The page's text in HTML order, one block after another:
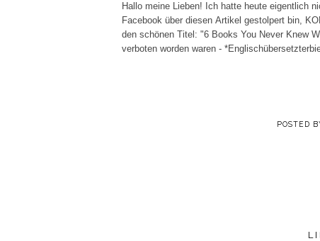
Hallo meine Lieben! Ich hatte heute eigentlich
Facebook über diesen Artikel gestolpert bin,
den schönen Titel: "6 Books You Never Knew
verboten worden waren -
POSTED